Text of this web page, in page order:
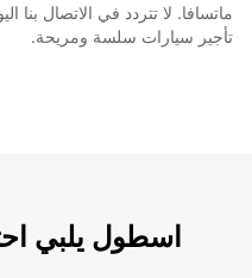
ماتسافا. لا تتردد في الاتصال بنا
تأجير سيارات سلسة ومريحة.
اسطول يلبي